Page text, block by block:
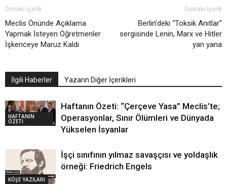
Önceki İçerik
Meclis Önünde Açıklama
Yapmak İsteyen Öğretmenler
İşkenceye Maruz Kaldı
Sonraki İçerik
Berlin’deki “Toksik Anıtlar”
sergisinde Lenin, Marx ve Hitler
yan yana
İlgili Haberler Yazarın Diğer İçerikleri
HAFTANIN
ÖZETİ
Haftanın Özeti: “Çerçeve Yasa” Meclis’te;
Operasyonlar, Sınır Ölümleri ve Dünyada
Yükselen İsyanlar
KÖŞE YAZILARI
İşçi sınıfının yılmaz savaşçısı ve yoldaşlık
örneği: Friedrich Engels